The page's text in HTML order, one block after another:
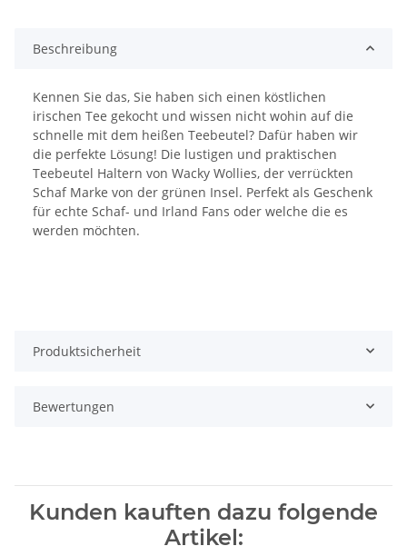
Beschreibung
Kennen Sie das, Sie haben sich einen köstlichen
irischen Tee gekocht und wissen nicht wohin auf die
schnelle mit dem heißen Teebeutel? Dafür haben wir
die perfekte Lösung! Die lustigen und praktischen
Teebeutel Haltern von Wacky Wollies, der verrückten
Schaf Marke von der grünen Insel. Perfekt als Geschenk
für echte Schaf- und Irland Fans oder welche die es
werden möchten.
Produktsicherheit
Bewertungen
Kunden kauften dazu folgende
Artikel: